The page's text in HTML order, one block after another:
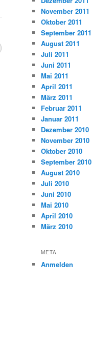
November 2011
Oktober 2011
September 2011
August 2011
Juli 2011
Juni 2011
Mai 2011
April 2011
März 2011
Februar 2011
Januar 2011
Dezember 2010
November 2010
Oktober 2010
September 2010
August 2010
Juli 2010
Juni 2010
Mai 2010
April 2010
März 2010
META
Anmelden